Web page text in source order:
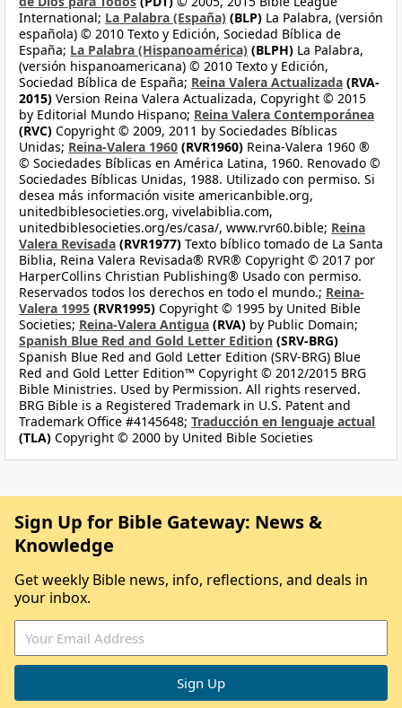
International; La Palabra (España) (BLP) La Palabra, (versión
española) © 2010 Texto y Edición, Sociedad Bíblica de
España; La Palabra (Hispanoamérica) (BLPH) La Palabra,
(versión hispanoamericana) © 2010 Texto y Edición,
Sociedad Bíblica de España; Reina Valera Actualizada (RVA-
2015) Version Reina Valera Actualizada, Copyright © 2015
by Editorial Mundo Hispano; Reina Valera Contemporánea
(RVC) Copyright © 2009, 2011 by Sociedades Bíblicas
Unidas; Reina-Valera 1960 (RVR1960) Reina-Valera 1960 ®
© Sociedades Bíblicas en América Latina, 1960. Renovado ©
Sociedades Bíblicas Unidas, 1988. Utilizado con permiso. Si
desea más información visite americanbible.org,
unitedbiblesocieties.org, vivelabiblia.com,
unitedbiblesocieties.org/es/casa/, www.rvr60.bible; Reina
Valera Revisada (RVR1977) Texto bíblico tomado de La Santa
Biblia, Reina Valera Revisada® RVR® Copyright © 2017 por
HarperCollins Christian Publishing® Usado con permiso.
Reservados todos los derechos en todo el mundo.; Reina-
Valera 1995 (RVR1995) Copyright © 1995 by United Bible
Societies; Reina-Valera Antigua (RVA) by Public Domain;
Spanish Blue Red and Gold Letter Edition (SRV-BRG)
Spanish Blue Red and Gold Letter Edition (SRV-BRG) Blue
Red and Gold Letter Edition™ Copyright © 2012/2015 BRG
Bible Ministries. Used by Permission. All rights reserved.
BRG Bible is a Registered Trademark in U.S. Patent and
Trademark Office #4145648; Traducción en lenguaje actual
(TLA) Copyright © 2000 by United Bible Societies
Sign Up for Bible Gateway: News &
Knowledge
Get weekly Bible news, info, reflections, and deals in
your inbox.